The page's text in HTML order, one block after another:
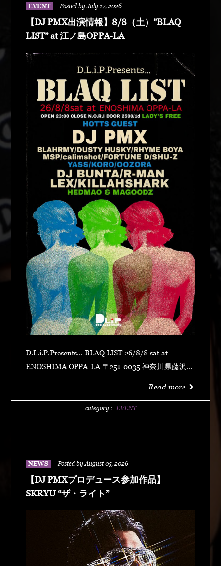
EVENT Posted by July 17, 2026
【DJ PMX出演情報】8/8（土）”BLAQ
LIST” at 江ノ島OPPA-LA
D.L.i.P.Presents... BLAQ LIST 26/8/8 sat at
ENOSHIMA OPPA-LA 〒251-0035 神奈川県藤沢市
2500/1dLADY'S FREE HOTTS GUEST DJ PMX
MANLEXKILLAHSHARKHEDMAO & MAGOODZ
Read more
category： EVENT
NEWS Posted by August 05, 2026
【DJ PMXプロデュース参加作品】
SKRYU “ザ・ライト”